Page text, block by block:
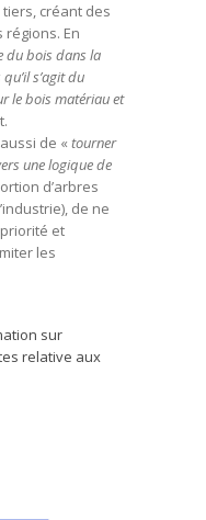
tiers, créant des
régions. En
du bois dans la
s’agit du
le bois matériau et
de « tourner
une logique de
d’arbres
de ne
et
les
sur
relative aux